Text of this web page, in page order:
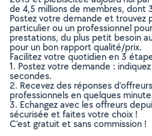
de 4,5 millions de membres, dont
Postez votre demande et trouvez
particulier ou un professionnel
prestations, du plus petit besoin
pour un bon rapport qualité/prix.
Facilitez votre quotidien en 3
1. Postez votre demande :
secondes.
2. Recevez des réponses
professionnels en quelques
3. Echangez avec les offreurs
sécurisée et faites votre choix !
C’est gratuit et sans commission !